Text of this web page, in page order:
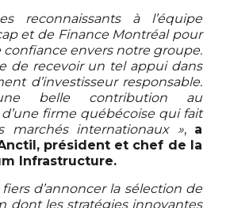
reconnaissants à l’équipe
et de Finance Montréal pour
envers notre groupe.
de recevoir un tel appui dans
d’investisseur responsable.
belle contribution au
firme québécoise qui fait
marchés internationaux », a
président et chef de la
Infrastructure.
d’annoncer la sélection de
dont les stratégies innovantes